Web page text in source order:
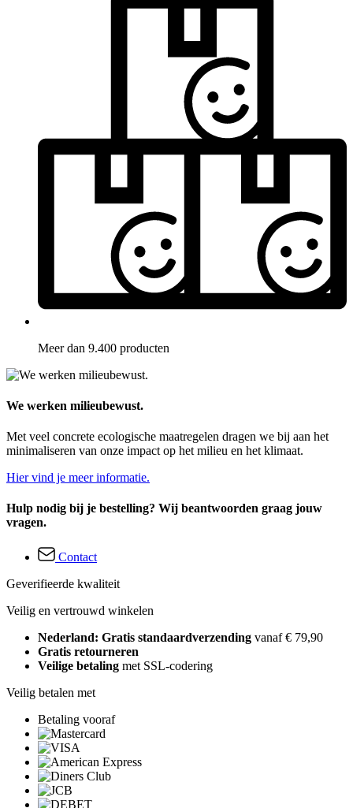
Meer dan 9.400 producten
We werken milieubewust.
Met veel concrete ecologische maatregelen dragen we bij aan het
minimaliseren van onze impact op het milieu en het klimaat.
Hier vind je meer informatie.
Hulp nodig bij je bestelling? Wij beantwoorden graag jouw
vragen.
Contact
Geverifieerde kwaliteit
Veilig en vertrouwd winkelen
Nederland: Gratis standaardverzending vanaf € 79,90
Gratis retourneren
Veilige betaling met SSL-codering
Veilig betalen met
Betaling vooraf